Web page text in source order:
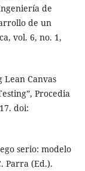
de
de un
vol. 6, no. 1,
Lean Canvas
Procedia
doi:
serio: modelo
Parra (Ed.).